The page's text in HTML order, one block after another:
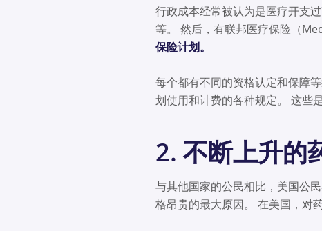
行政成本经常被认为是医疗开支
等。 然后，有联邦医疗保险（
保险计划。
每个都有不同的资格认定和保障
划使用和计费的各种规定。 这些
2. 不断上升的
与其他国家的公民相比，美国公
格昂贵的最大原因。 在美国，对